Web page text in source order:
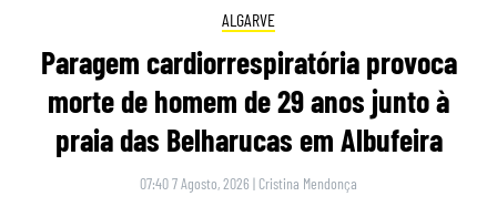
ALGARVE
Paragem cardiorrespiratória provoca
morte de homem de 29 anos junto à
praia das Belharucas em Albufeira
07:40 7 Agosto, 2026 | Cristina Mendonça